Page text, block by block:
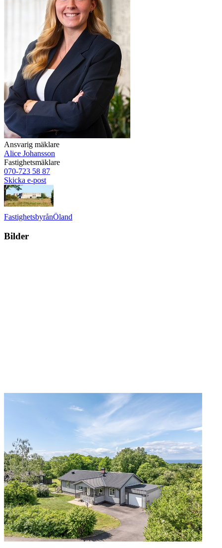
Ansvarig mäklare
Alice Johansson
Fastighetsmäklare
070-723 58 87
Skicka e-post
FastighetsbyrånÖland
Bilder